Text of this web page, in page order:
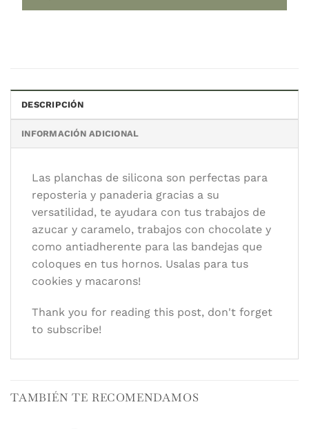
$20.000
AGREGAR AL CARRITO
Categoría:Accesorios
Silcook
DESCRIPCIÓN
INFORMACIÓN ADICIONAL
Las planchas de silicona son perfectas para
reposteria y panaderia gracias a su
versatilidad, te ayudara con tus trabajos de
azucar y caramelo, trabajos con chocolate y
como antiadherente para las bandejas que
coloques en tus hornos. Usalas para tus
cookies y macarons!
Thank you for reading this post, don't forget
to subscribe!
TAMBIÉN TE RECOMENDAMOS